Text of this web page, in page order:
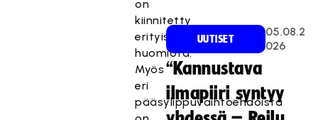
on
kiinnitetty
erityistä
huomiota.
Myös
eri
pääsylippuvaihtoehdoista
UUTISET
05.08.2
026
“Kannustava
ilmapiiri syntyy